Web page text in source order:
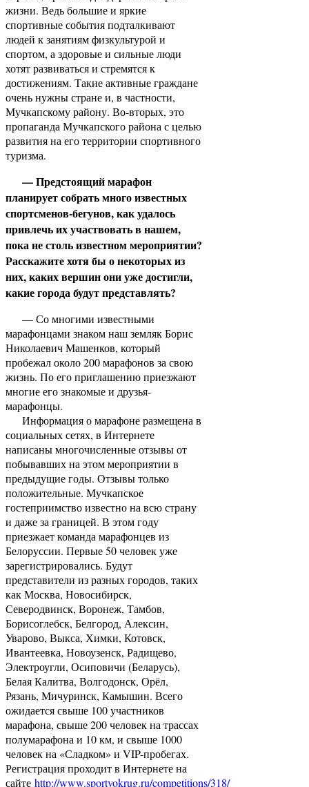
жизни. Ведь большие и яркие
спортивные события подталкивают
людей к занятиям физкультурой и
спортом, а здоровые и сильные люди
хотят развиваться и стремятся к
достижениям. Такие активные граждане
очень нужны стране и, в частности,
Мучкапскому району. Во-вторых, это
пропаганда Мучкапского района с целью
развития на его территории спортивного
туризма.
— Предстоящий марафон
планирует собрать много известных
спортсменов-бегунов, как удалось
привлечь их участвовать в нашем,
пока не столь известном мероприятии?
Расскажите хотя бы о некоторых из
них, каких вершин они уже достигли,
какие города будут представлять?
— Со многими известными
марафонцами знаком наш земляк Борис
Николаевич Машенков, который
пробежал около 200 марафонов за свою
жизнь. По его приглашению приезжают
многие его знакомые и друзья-
марафонцы.
Информация о марафоне размещена в
социальных сетях, в Интернете
написаны многочисленные отзывы от
побывавших на этом мероприятии в
предыдущие годы. Отзывы только
положительные. Мучкапское
гостеприимство известно на всю страну
и даже за границей. В этом году
приезжает команда марафонцев из
Белоруссии. Первые 50 человек уже
зарегистрировались. Будут
представители из разных городов, таких
как Москва, Новосибирск,
Северодвинск, Воронеж, Тамбов,
Борисоглебск, Белгород, Алексин,
Уварово, Выкса, Химки, Котовск,
Ивантеевка, Новоузенск, Радищево,
Электроугли, Осиповичи (Беларусь),
Белая Калитва, Волгодонск, Орёл,
Рязань, Мичуринск, Камышин. Всего
ожидается свыше 100 участников
марафона, свыше 200 человек на трассах
полумарафона и 10 км, и свыше 1000
человек на «Сладком» и VIP-пробегах.
Регистрация проходит в Интернете на
сайте http://www.sportvokrug.ru/competitions/318/